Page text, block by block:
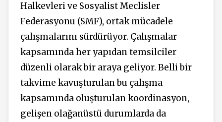
Halkevleri ve Sosyalist Meclisler
Federasyonu (SMF), ortak mücadele
çalışmalarını sürdürüyor. Çalışmalar
kapsamında her yapıdan temsilciler
düzenli olarak bir araya geliyor. Belli bir
takvime kavuşturulan bu çalışma
kapsamında oluşturulan koordinasyon,
gelişen olağanüstü durumlarda da